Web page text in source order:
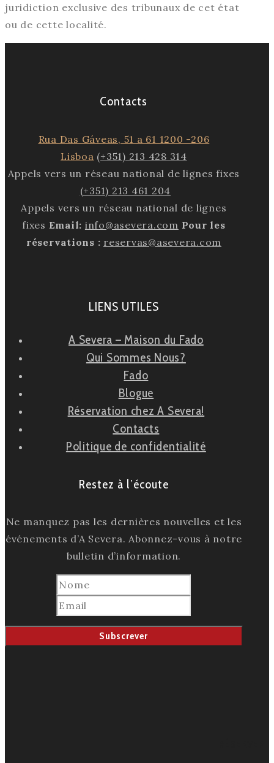
juridiction exclusive des tribunaux de cet état
ou de cette localité.
Contacts
Rua Das Gáveas, 51 a 61 1200 -206
Lisboa (+351) 213 428 314
Appels vers un réseau national de lignes fixes
(+351) 213 461 204
Appels vers un réseau national de lignes
fixes Email: info@asevera.com Pour les
réservations : reservas@asevera.com
LIENS UTILES
A Severa – Maison du Fado
Qui Sommes Nous?
Fado
Blogue
Réservation chez A Severa!
Contacts
Politique de confidentialité
Restez à l’écoute
Ne manquez pas les dernières nouvelles et les
événements d’A Severa. Abonnez-vous à notre
bulletin d’information.